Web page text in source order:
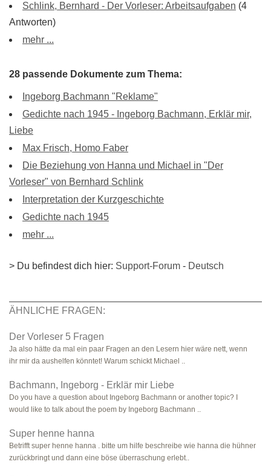
Schlink, Bernhard - Der Vorleser: Arbeitsaufgaben (4
Antworten)
mehr ...
28 passende Dokumente zum Thema:
Ingeborg Bachmann "Reklame"
Gedichte nach 1945 - Ingeborg Bachmann, Erklär mir,
Liebe
Max Frisch, Homo Faber
Die Beziehung von Hanna und Michael in "Der
Vorleser" von Bernhard Schlink
Interpretation der Kurzgeschichte
Gedichte nach 1945
mehr ...
> Du befindest dich hier: Support-Forum - Deutsch
ÄHNLICHE FRAGEN:
Der Vorleser 5 Fragen
Ja also hätte da mal ein paar Fragen an den Lesern hier wäre nett, wenn
ihr mir da aushelfen könntet! Warum schickt Michael ..
Bachmann, Ingeborg - Erklär mir Liebe
Do you have a question about Ingeborg Bachmann or another topic? I
would like to talk about the poem by Ingeborg Bachmann ..
Super henne hanna
Betrifft super henne hanna . bitte um hilfe beschreibe wie hanna die hühner
zurückbringt und dann eine böse überraschung erlebt..